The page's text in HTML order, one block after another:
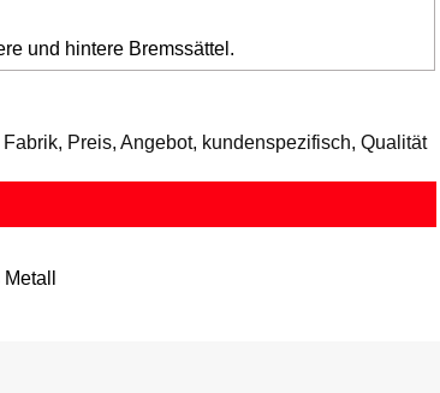
und hintere Bremssättel.
Preis, Angebot, kundenspezifisch, Qualität